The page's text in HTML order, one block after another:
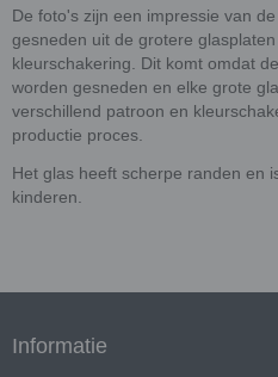
De foto's zijn een impressie van
gesneden uit de grotere
kleurschakering. Dit komt omdat
worden gesneden en elke grote
verschillend patroon en
productie proces.
Het glas heeft scherpe randen en
kinderen.
Informatie